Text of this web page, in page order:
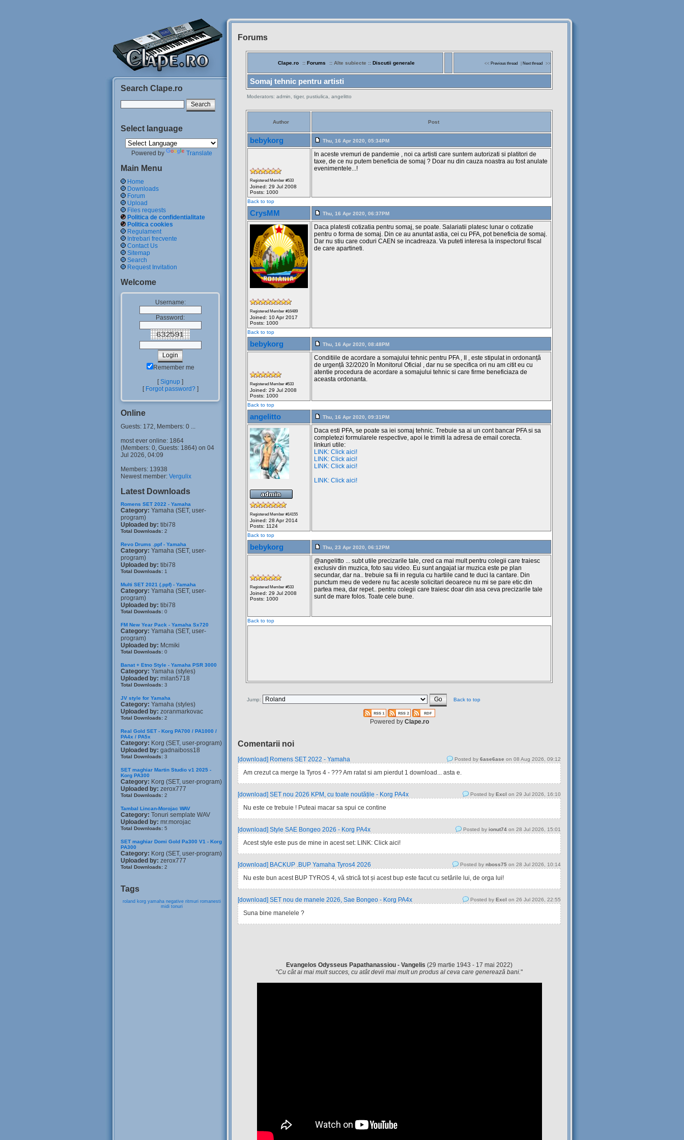
Search Clape.ro
Select language
Powered by Translate
Main Menu
Home
Downloads
Forum
Upload
Files requests
Politica de confidentialitate
Politica cookies
Regulament
Intrebari frecvente
Contact Us
Sitemap
Search
Request Invitation
Welcome
Username:
Password:
Remember me
[Signup ]
[ Forgot password?]
Online
Guests: 172, Members: 0 ...
most ever online: 1864
(Members: 0, Guests: 1864) on 04
Jul 2026, 04:09
Members: 13938
Newest member: Vergulix
Latest Downloads
Romens SET 2022 - Yamaha
Category: Yamaha (SET, user-
program)
Uploaded by: tibi78
Total Downloads: 2
Revo Drums .ppf - Yamaha
Category: Yamaha (SET, user-
program)
Uploaded by: tibi78
Total Downloads: 1
Multi SET 2021 (.ppf) - Yamaha
Category: Yamaha (SET, user-
program)
Uploaded by: tibi78
Total Downloads: 0
FM New Year Pack - Yamaha Sx720
Category: Yamaha (SET, user-
program)
Uploaded by: Mcmiki
Total Downloads: 0
Banat + Etno Style - Yamaha PSR 3000
Category: Yamaha (styles)
Uploaded by: milan5718
Total Downloads: 3
JV style for Yamaha
Category: Yamaha (styles)
Uploaded by: zoranmarkovac
Total Downloads: 2
Real Gold SET - Korg PA700 / PA1000 /
PA4x / PA5x
Category: Korg (SET, user-program)
Uploaded by: gadnaiboss18
Total Downloads: 3
SET maghiar Martin Studio v1 2025 -
Korg PA300
Category: Korg (SET, user-program)
Uploaded by: zerox777
Total Downloads: 2
Tambal Lincan-Morojac WAV
Category: Tonuri semplate WAV
Uploaded by: mr.morojac
Total Downloads: 5
SET maghiar Domi Gold Pa300 V1 - Korg
PA300
Category: Korg (SET, user-program)
Uploaded by: zerox777
Total Downloads: 2
Tags
roland korg yamaha negative ritmuri romanesti
midi tonuri
Forums
Clape.ro :: Forums :: Alte subiecte :: Discutii generale << Previous thread Next thread >>
Somaj tehnic pentru artisti
Moderators: admin, tiger, pustiulica, angelitto
Author Post
bebykorg Thu, 16 Apr 2020, 05:34PM
Registered Member #533
Joined: 29 Jul 2008
Posts: 1000
In aceste vremuri de pandemie , noi ca artisti care suntem autorizati si platitori de
taxe, de ce nu putem beneficia de somaj ? Doar nu din cauza noastra au fost anulate
evenimentele...!
Back to top
CrysMM Thu, 16 Apr 2020, 06:37PM
Registered Member #16489
Joined: 10 Apr 2017
Posts: 1000
Daca platesti cotizatia pentru somaj, se poate. Salariatii platesc lunar o cotizatie
pentru o forma de somaj. Din ce au anuntat astia, cei cu PFA, pot beneficia de somaj.
Dar nu stiu care coduri CAEN se incadreaza. Va puteti interesa la inspectorul fiscal
de care apartineti.
Back to top
bebykorg Thu, 16 Apr 2020, 08:48PM
Registered Member #533
Joined: 29 Jul 2008
Posts: 1000
Conditiile de acordare a somajului tehnic pentru PFA , II , este stipulat in ordonanță
de urgență 32/2020 în Monitorul Oficial , dar nu se specifica ori nu am citit eu cu
atentie procedura de acordare a somajului tehnic si care firme beneficiaza de
aceasta ordonanta.
Back to top
angelitto Thu, 16 Apr 2020, 09:31PM
Registered Member #14155
Joined: 28 Apr 2014
Posts: 1124
Daca esti PFA, se poate sa iei somaj tehnic. Trebuie sa ai un cont bancar PFA si sa
completezi formularele respective, apoi le trimiti la adresa de email corecta.
linkuri utile:
LINK: Click aici!
LINK: Click aici!
LINK: Click aici!
LINK: Click aici!
Back to top
bebykorg Thu, 23 Apr 2020, 06:12PM
Registered Member #533
Joined: 29 Jul 2008
Posts: 1000
@angelitto ... subt utile precizarile tale, cred ca mai mult pentru colegii care traiesc
exclusiv din muzica, foto sau video. Eu sunt angajat iar muzica este pe plan
secundar, dar na.. trebuie sa fii in regula cu hartiile cand te duci la cantare. Din
punctum meu de vedere nu fac aceste solicitari deoarece nu mi se pare etic din
partea mea, dar repet.. pentru colegii care traiesc doar din asa ceva precizarile tale
sunt de mare folos. Toate cele bune.
Back to top
Jump: Back to top
Powered by Clape.ro
Comentarii noi
[download] Romens SET 2022 - Yamaha Posted by 6ase6ase on 08 Aug 2026, 09:12
Am crezut ca merge la Tyros 4 - ??? Am ratat si am pierdut 1 download... asta e.
[download] SET nou 2026 KPM, cu toate noutățile - Korg PA4x Posted by Excl on 29 Jul 2026, 16:10
Nu este ce trebuie ! Puteai macar sa spui ce contine
[download] Style SAE Bongeo 2026 - Korg PA4x Posted by ionut74 on 28 Jul 2026, 15:01
Acest style este pus de mine in acest set: LINK: Click aici!
[download] BACKUP .BUP Yamaha Tyros4 2026 Posted by nboss75 on 28 Jul 2026, 10:14
Nu este bun acest BUP TYROS 4, vă strică tot și acest bup este facut cu setările lui, de orga lui!
[download] SET nou de manele 2026, Sae Bongeo - Korg PA4x Posted by Excl on 26 Jul 2026, 22:55
Suna bine manelele ?
Evangelos Odysseus Papathanassiou - Vangelis (29 martie 1943 - 17 mai 2022)
"Cu cât ai mai mult succes, cu atât devii mai mult un produs al ceva care generează bani."
Siteul
Muzicantilor